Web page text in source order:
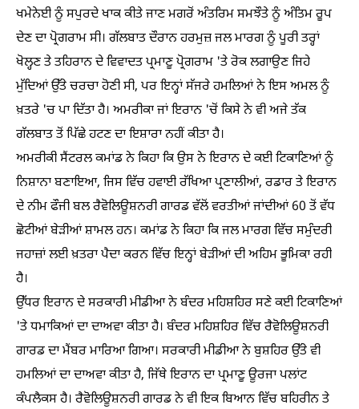
ਖਮੇਨੇਈ ਨੂੰ ਸਪੁਰਦੇ ਖਾਕ ਕੀਤੇ ਜਾਣ ਮਗਰੋਂ ਅੰਤਰਿਮ ਸਮਝੌਤੇ ਨੂੰ ਅੰਤਿਮ ਰੂਪ
ਦੇਣ ਦਾ ਪ੍ਰੋਗਰਾਮ ਸੀ। ਗੱਲਬਾਤ ਦੌਰਾਨ ਹਰਮੁਜ਼ ਜਲ ਮਾਰਗ ਨੂੰ ਪੂਰੀ ਤਰ੍ਹਾਂ
ਖੋਲ੍ਹਣ ਤੇ ਤਹਿਰਾਨ ਦੇ ਵਿਵਾਦਤ ਪ੍ਰਮਾਣੂ ਪ੍ਰੋਗਰਾਮ 'ਤੇ ਰੋਕ ਲਗਾਉਣ ਜਿਹੇ
ਮੁੱਦਿਆਂ ਉੱਤੇ ਚਰਚਾ ਹੋਣੀ ਸੀ, ਪਰ ਇਨ੍ਹਾਂ ਸੱਜਰੇ ਹਮਲਿਆਂ ਨੇ ਇਸ ਅਮਲ ਨੂੰ
ਖ਼ਤਰੇ 'ਚ ਪਾ ਦਿੱਤਾ ਹੈ। ਅਮਰੀਕਾ ਜਾਂ ਇਰਾਨ 'ਚੋਂ ਕਿਸੇ ਨੇ ਵੀ ਅਜੇ ਤੱਕ
ਗੱਲਬਾਤ ਤੋਂ ਪਿੱਛੇ ਹਟਣ ਦਾ ਇਸ਼ਾਰਾ ਨਹੀਂ ਕੀਤਾ ਹੈ।
ਅਮਰੀਕੀ ਸੈਂਟਰਲ ਕਮਾਂਡ ਨੇ ਕਿਹਾ ਕਿ ਉਸ ਨੇ ਇਰਾਨ ਦੇ ਕਈ ਟਿਕਾਣਿਆਂ ਨੂੰ
ਨਿਸ਼ਾਨਾ ਬਣਾਇਆ, ਜਿਸ ਵਿੱਚ ਹਵਾਈ ਰੱਖਿਆ ਪ੍ਰਣਾਲੀਆਂ, ਰਡਾਰ ਤੇ ਇਰਾਨ
ਦੇ ਨੀਮ ਫੌਜੀ ਬਲ ਰੈਵੋਲਿਊਸ਼ਨਰੀ ਗਾਰਡ ਵੱਲੋਂ ਵਰਤੀਆਂ ਜਾਂਦੀਆਂ 60 ਤੋਂ ਵੱਧ
ਛੋਟੀਆਂ ਬੇੜੀਆਂ ਸ਼ਾਮਲ ਹਨ। ਕਮਾਂਡ ਨੇ ਕਿਹਾ ਕਿ ਜਲ ਮਾਰਗ ਵਿੱਚ ਸਮੁੰਦਰੀ
ਜਹਾਜ਼ਾਂ ਲਈ ਖ਼ਤਰਾ ਪੈਦਾ ਕਰਨ ਵਿੱਚ ਇਨ੍ਹਾਂ ਬੇੜੀਆਂ ਦੀ ਅਹਿਮ ਭੂਮਿਕਾ ਰਹੀ
ਹੈ।
ਉੱਧਰ ਇਰਾਨ ਦੇ ਸਰਕਾਰੀ ਮੀਡੀਆ ਨੇ ਬੰਦਰ ਮਹਿਸ਼ਹਿਰ ਸਣੇ ਕਈ ਟਿਕਾਣਿਆਂ
'ਤੇ ਧਮਾਕਿਆਂ ਦਾ ਦਾਅਵਾ ਕੀਤਾ ਹੈ। ਬੰਦਰ ਮਹਿਸ਼ਹਿਰ ਵਿੱਚ ਰੈਵੋਲਿਊਸ਼ਨਰੀ
ਗਾਰਡ ਦਾ ਮੈਂਬਰ ਮਾਰਿਆ ਗਿਆ। ਸਰਕਾਰੀ ਮੀਡੀਆ ਨੇ ਬੁਸ਼ਹਿਰ ਉੱਤੇ ਵੀ
ਹਮਲਿਆਂ ਦਾ ਦਾਅਵਾ ਕੀਤਾ ਹੈ, ਜਿੱਥੇ ਇਰਾਨ ਦਾ ਪ੍ਰਮਾਣੂ ਊਰਜਾ ਪਲਾਂਟ
ਕੰਪਲੈਕਸ ਹੈ। ਰੈਵੋਲਿਊਸ਼ਨਰੀ ਗਾਰਡ ਨੇ ਵੀ ਇਕ ਬਿਆਨ ਵਿੱਚ ਬਹਿਰੀਨ ਤੇ